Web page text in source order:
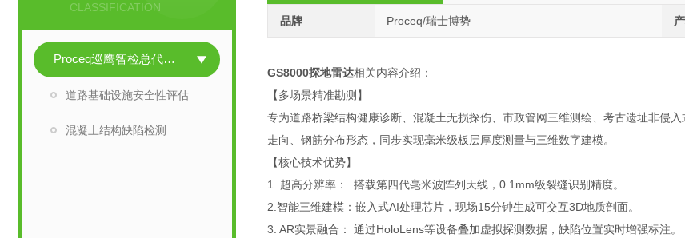
CLASSIFICATION
Proceq巡鹰智检总代系列
道路基础设施安全性评估
混凝土结构缺陷检测
品牌 Proceq/瑞士博势
GS8000探地雷达相关内容介绍：
【多场景精准勘测】
专为道路桥梁结构健康诊断、混凝土无损探伤、市政管网三维测绘、考古遗址非侵
走向、钢筋分布形态，同步实现毫米级板层厚度测量与三维数字建模。
【核心技术优势】
1. 超高分辨率： 搭载第四代毫米波阵列天线，0.1mm级裂缝识别精度。
2.智能三维建模：嵌入式AI处理芯片，现场15分钟生成可交互3D地质剖面。
3. AR实景融合： 通过HoloLens等设备叠加虚拟探测数据，缺陷位置实时增强标注。